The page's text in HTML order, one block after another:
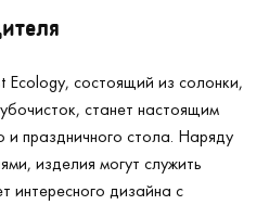
Ecology, состоящий из солонки,
станет настоящим
и праздничного стола. Наряду
изделия могут служить
интересного дизайна с